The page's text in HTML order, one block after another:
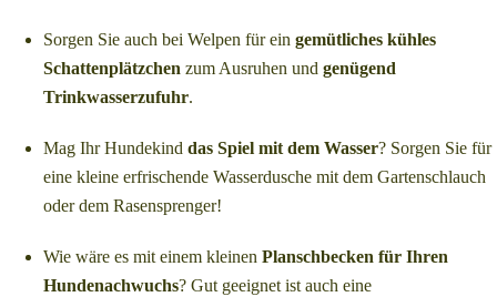
Sorgen Sie auch bei Welpen für eingemütliches kühles
Schattenplätzchen zum Ausruhen undgenügend
Trinkwasserzufuhr.
Mag Ihr Hundekinddas Spiel mit dem Wasser? Sorgen Sie für
eine kleine erfrischende Wasserdusche mit dem Gartenschlauch
oder dem Rasensprenger!
Wie wäre es mit einem kleinenPlanschbecken für Ihren
Hundenachwuchs? Gut geeignet ist auch eine